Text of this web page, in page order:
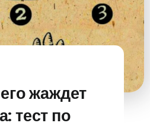
жаждет
тест по